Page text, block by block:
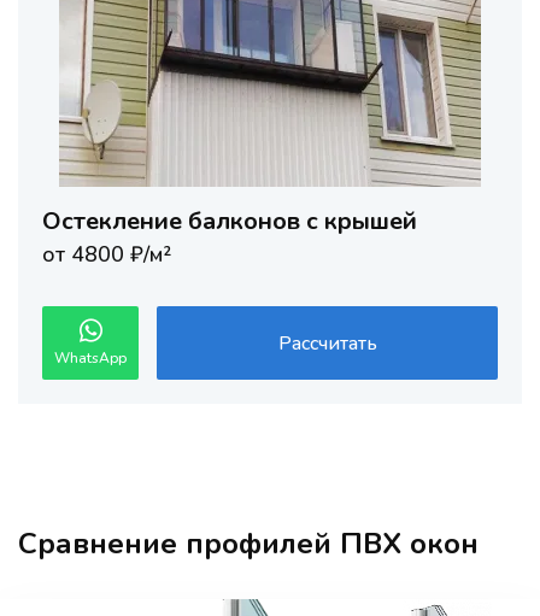
Остекление балконов с крышей
от 4800 ₽/м²
WhatsApp
Рассчитать
Сравнение профилей ПВХ окон